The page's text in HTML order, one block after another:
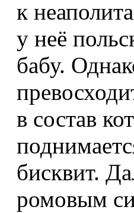
к
у неё
бабу.
в состав
бисквит.
ромовым